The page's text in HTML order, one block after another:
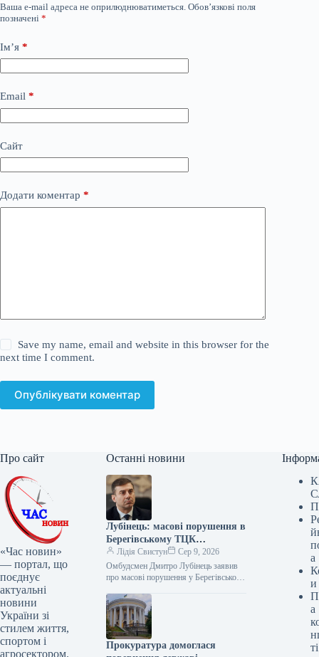
Ваша e-mail адреса не оприлюднюватиметься. Обов’язкові поля
позначені *
Ім’я *
Email *
Сайт
Додати коментар *
Save my name, email and website in this browser for the
next time I comment.
Опублікувати коментар
Про сайт
«Час новин»
— портал, що
поєднує
актуальні
новини
України зі
стилем життя,
спортом і
агросектором.
Останні новини
Лубінець: масові порушення в
Берегівському ТЦК
потребують розслідування
Лідія Свистун
Сер 9, 2026
Омбудсмен Дмитро Лубінець заявив
про масові порушення у Берегівському
комплектування та соціальної
підтримки (ТЦК та СП) на…
Прокуратура домоглася
а
и
а
ті